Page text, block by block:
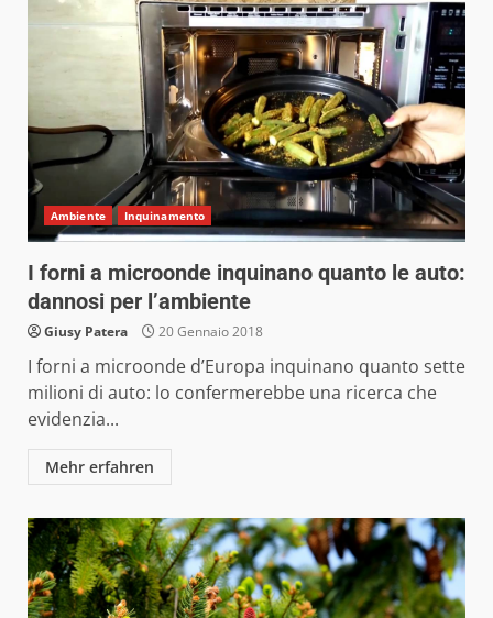
Ambiente Inquinamento
I forni a microonde inquinano quanto le auto:
dannosi per l’ambiente
Giusy Patera 20 Gennaio 2018
I forni a microonde d’Europa inquinano quanto sette
milioni di auto: lo confermerebbe una ricerca che
evidenzia...
Mehr erfahren